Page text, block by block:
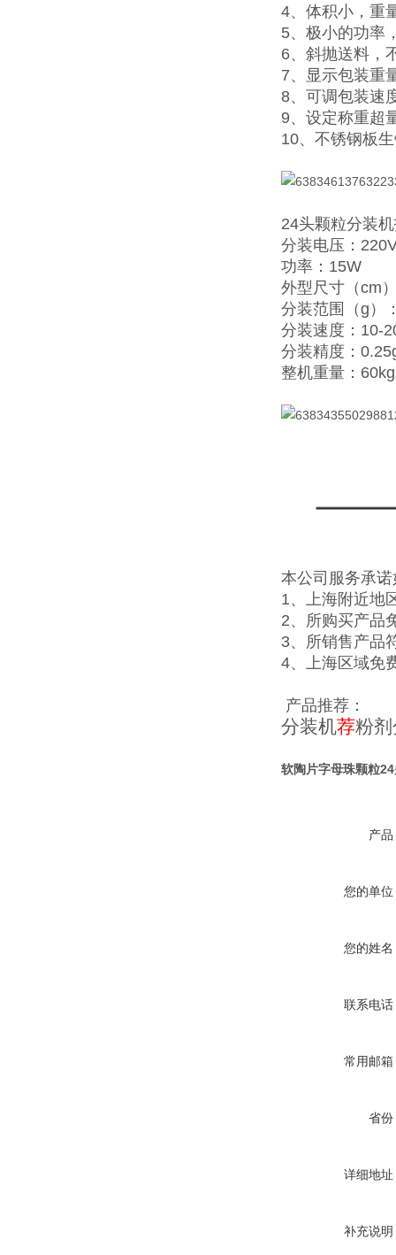
4、体积小，重
5、极小的功率
6、斜抛送料，
7、显示包装重
8、可调包装速
9、设定称重超
10、不锈钢板
24头颗粒分装
分装电压：
功率：15W
外型尺寸（cm
分装范围（g）
分装速度：10-
分装精度：
整机重量：60kg
本公司服务承
1、上海附近地
2、所购买产品
3、所销售产品
4、上海区域免
产品推荐：
分装机荐粉
软陶片字母珠颗粒
产品
您的单位
您的姓名
联系电话
常用邮箱
省份
详细地址
补充说明